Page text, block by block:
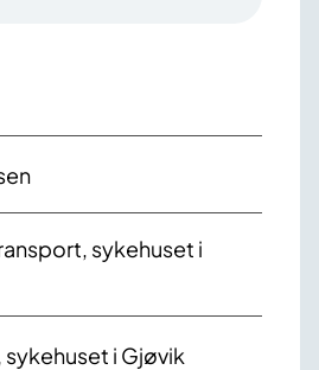
sykehuset i
sykehuset i Gjøvik